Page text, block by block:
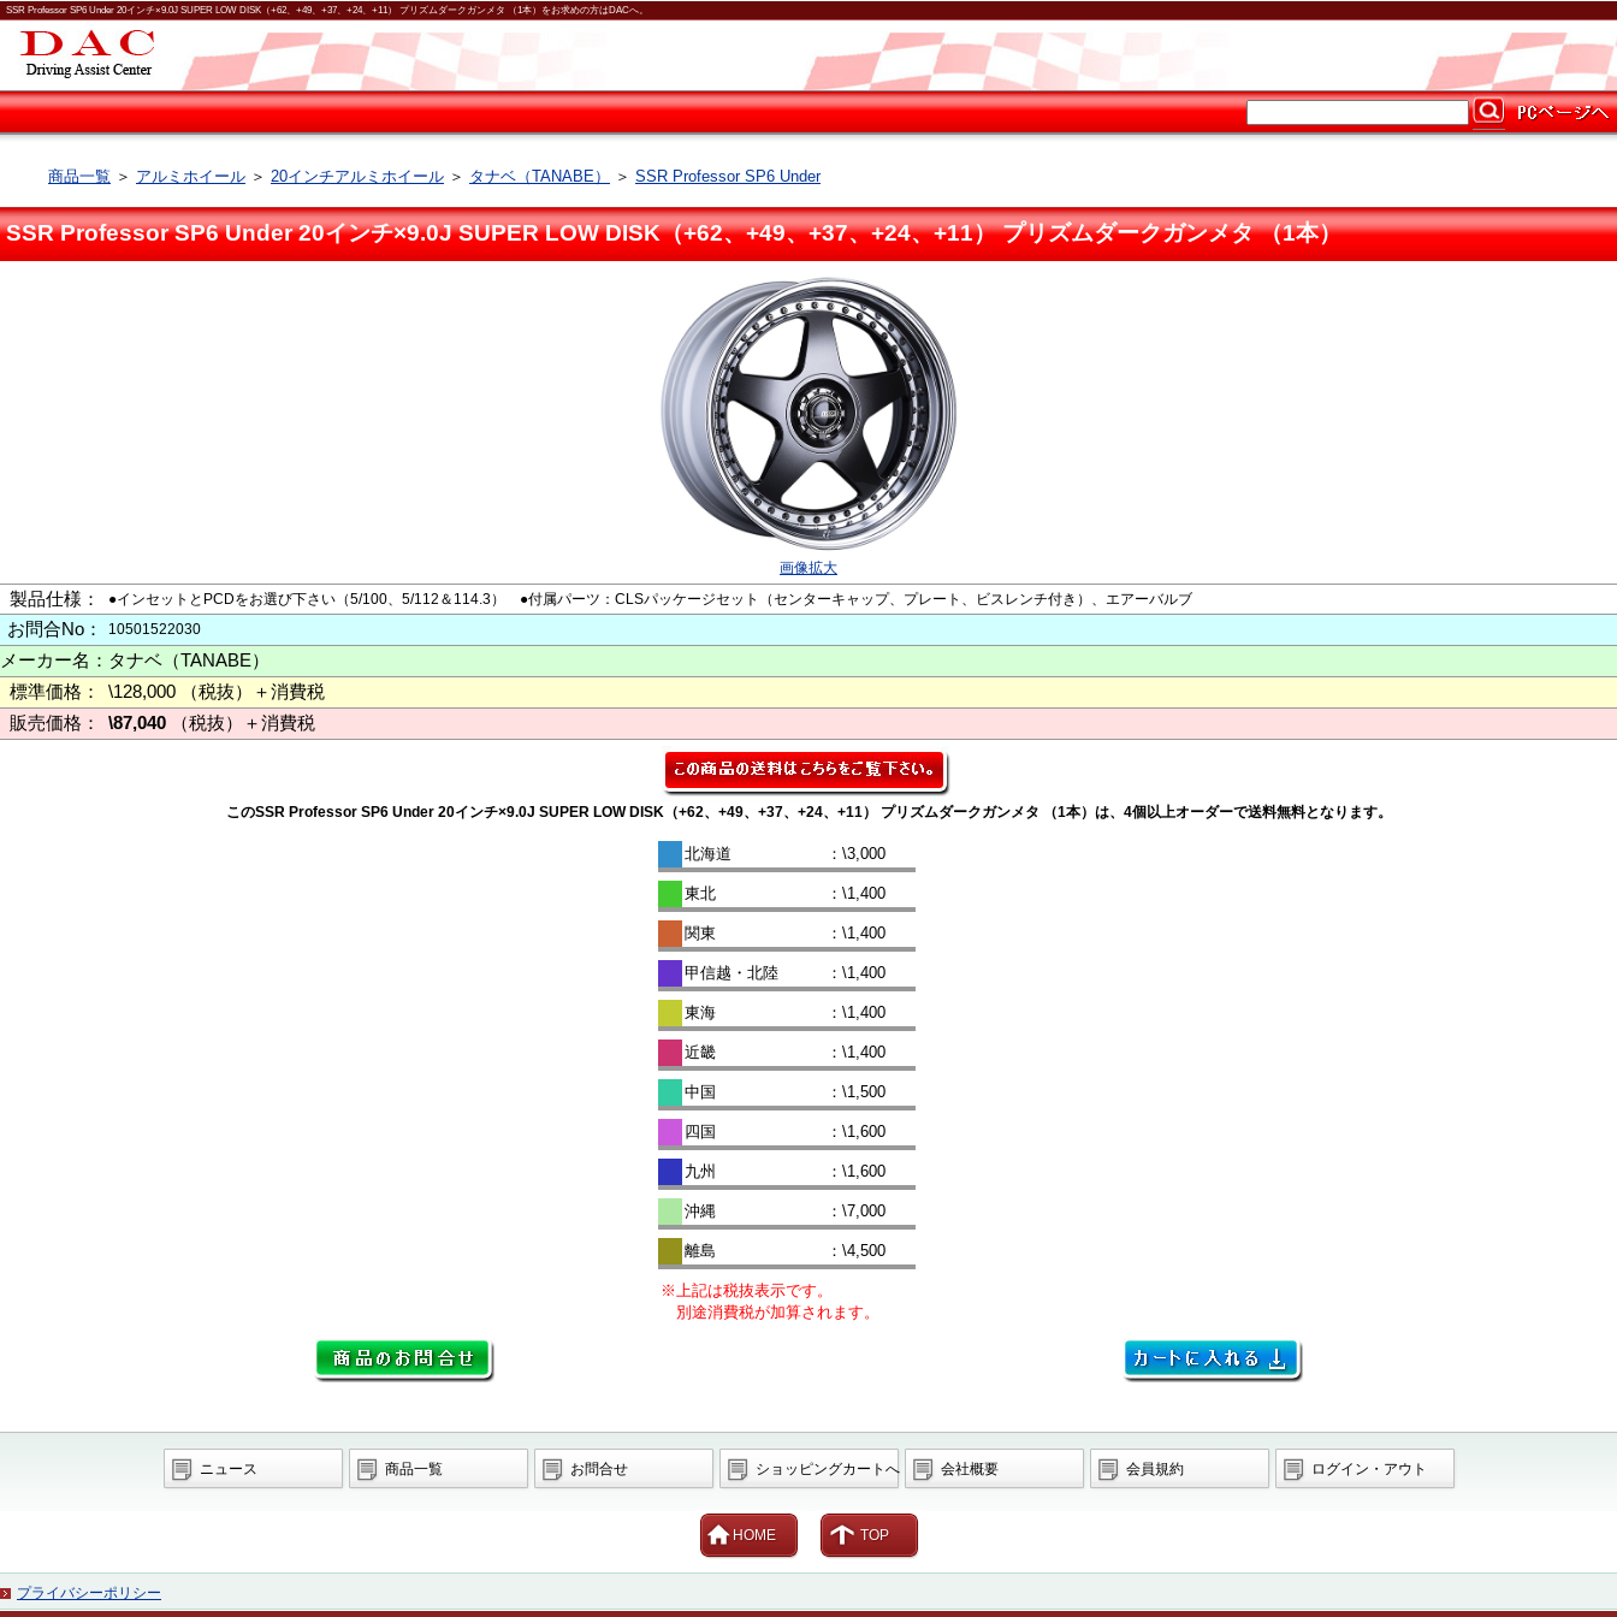
SSR Professor SP6 Under 20インチ×9.0J SUPER LOW DISK（+62、+49、+37、+24、+11） プリズムダークガンメタ （1本）をお求めの方はDACへ。
商品一覧 ＞ アルミホイール ＞ 20インチアルミホイール ＞ タナベ（TANABE） ＞ SSR Professor SP6 Under
SSR Professor SP6 Under 20インチ×9.0J SUPER LOW DISK（+62、+49、+37、+24、+11） プリズムダークガンメタ （1本）
画像拡大
製品仕様： ●インセットとPCDをお選び下さい（5/100、5/112＆114.3） ●付属パーツ：CLSパッケージセット（センターキャップ、プレート、ビスレンチ付き）、エアーバルブ
お問合No： 10501522030
メーカー名： タナベ（TANABE）
標準価格：
\128,000 （税抜）＋消費税
販売価格：
\87,040 （税抜）＋消費税
このSSR Professor SP6 Under 20インチ×9.0J SUPER LOW DISK（+62、+49、+37、+24、+11） プリズムダークガンメタ （1本）は、4個以上オーダーで送料無料となります。
北海道 ：\3,000
東北 ：\1,400
関東 ：\1,400
甲信越・北陸 ：\1,400
東海 ：\1,400
近畿 ：\1,400
中国 ：\1,500
四国 ：\1,600
九州 ：\1,600
沖縄 ：\7,000
離島 ：\4,500
※上記は税抜表示です。
別途消費税が加算されます。
ニュース 商品一覧 お問合せ ショッピングカートへ 会社概要 会員規約 ログイン・アウト
HOME TOP
プライバシーポリシー